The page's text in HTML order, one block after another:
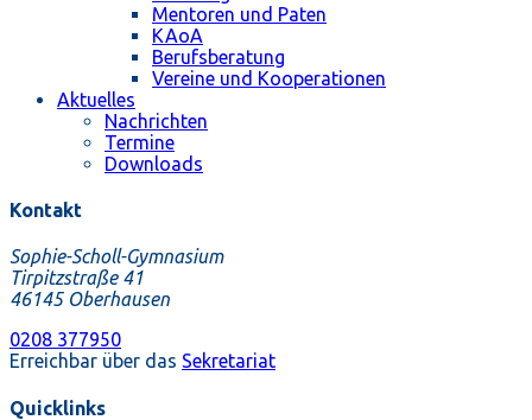
Mentoren und Paten
KAoA
Berufsberatung
Vereine und Kooperationen
Aktuelles
Nachrichten
Termine
Downloads
Kontakt
Sophie-Scholl-Gymnasium
Tirpitzstraße 41
46145 Oberhausen
0208 377950
Erreichbar über das Sekretariat
Quicklinks